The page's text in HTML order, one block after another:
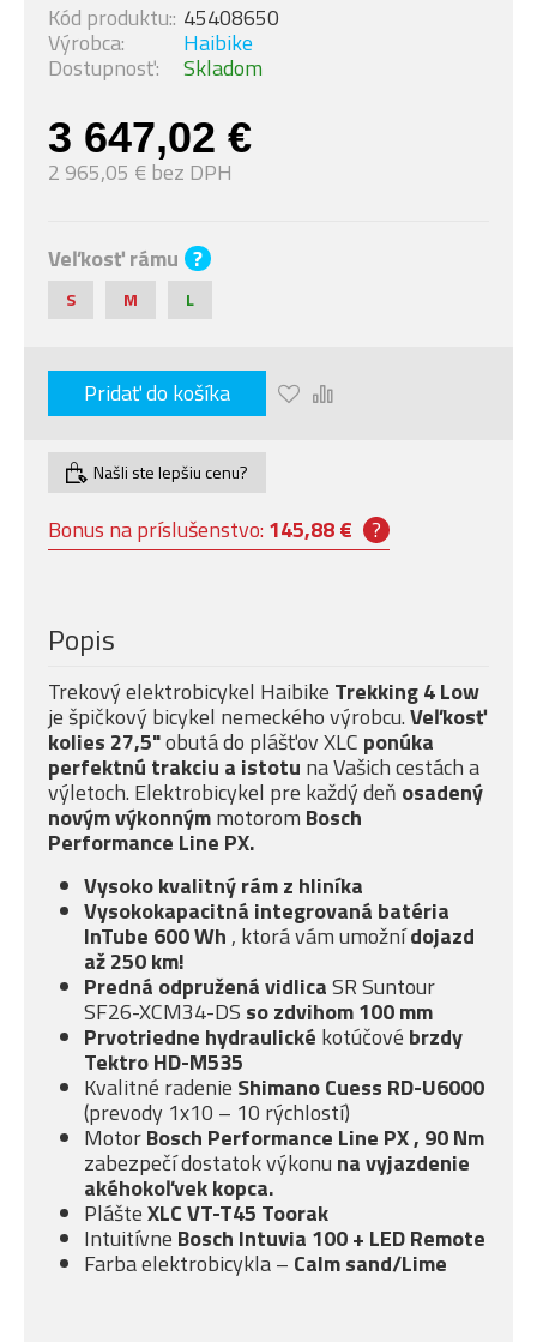
3 647,02 €
2 965,05 € bez DPH
Dostupnosť: Skladom
Výrobca: Haibike
Kód produktu:: 45408650
Veľkosť rámu ?
S M L
Pridať do košíka
Našli ste lepšiu cenu?
Bonus na príslušenstvo: 145,88 € ?
Popis
Trekový elektrobicykel Haibike Trekking 4 Low
je špičkový bicykel nemeckého výrobcu.Veľkosť
kolies 27,5"obutá do plášťov XLC ponúka
perfektnú trakciu a istotu na Vašich cestách a
výletoch. Elektrobicykel pre každý deň osadený
novýmvýkonnýmmotorom Bosch
Performance Line PX.
Vysoko kvalitný rám z hliníka
Vysokokapacitná integrovaná batéria
InTube 600 Wh , ktorá vám umožnídojazd
až 250 km!
Predná odpruženávidlicaSR Suntour
SF26-XCM34-DS so zdvihom 100 mm
Prvotriedne hydraulické kotúčové brzdy
Tektro HD-M535
Kvalitné radenie Shimano Cuess RD-U6000
(prevody 1x10 – 10 rýchlostí)
MotorBosch Performance Line PX, 90 Nm
zabezpečí dostatok výkonu na vyjazdenie
akéhokoľvek kopca.
PlášteXLC VT-T45 Toorak
Intuitívne Bosch Intuvia 100 + LED Remote
Farba elektrobicykla – Calm sand/Lime